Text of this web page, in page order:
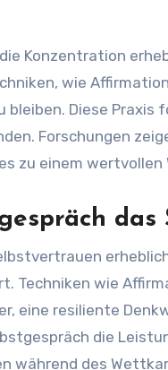
Konzentration
wie
Diese Praxis
Forschungen
zu einem
Techniken wie
eine resiliente
die
während des